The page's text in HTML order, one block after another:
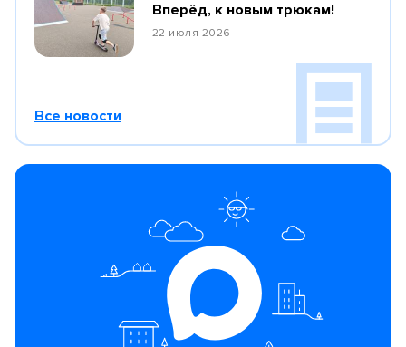
Вперёд, к новым трюкам!
22 июля 2026
Все новости